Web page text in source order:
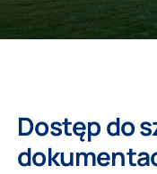
Dostęp do